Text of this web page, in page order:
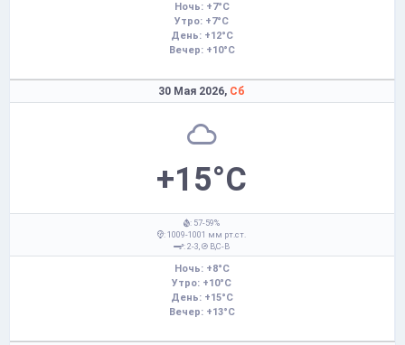
Ночь: +7°C
Утро: +7°C
День: +12°C
Вечер: +10°C
30 Мая 2026, Сб
+15°C
: 57-59%
: 1009-1001 мм рт.ст.
: 2-3,
В,С-В
Ночь: +8°C
Утро: +10°C
День: +15°C
Вечер: +13°C